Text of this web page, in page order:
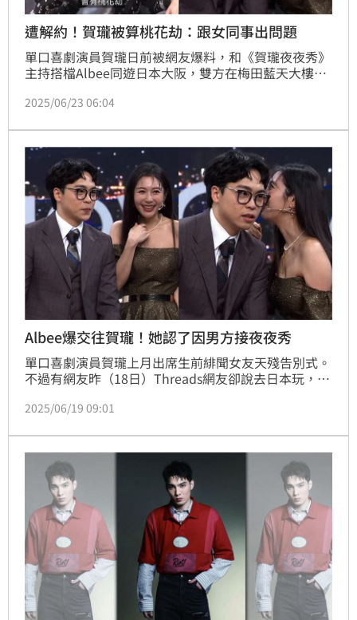
遭解約！賀瓏被算桃花劫：跟女同事出問題
單口喜劇演員賀瓏日前被網友爆料，和《賀瓏夜夜秀》
主持搭檔Albee同遊日本大阪，雙方在梅田藍天大樓觀
（23日）遭所屬薩泰爾因雙方理念不合，宣布終止合
少年，以及西方占星專家白瑜老師上節目，結果都發現
賀瓏有「桃花劫」。
2025/06/23 06:04
Albee爆交往賀瓏！她認了因男方接夜夜秀
單口喜劇演員賀瓏上月出席生前緋聞女友天殘告別式。
不過有網友昨（18日）Threads網友卻說去日本玩，拍
田藍天大樓觀景台自拍，讓網友引發議論２人是否正在
發文謝謝賀瓏 ，並感性表示：「因為是你，我才會站
在這裡。」
2025/06/19 09:01